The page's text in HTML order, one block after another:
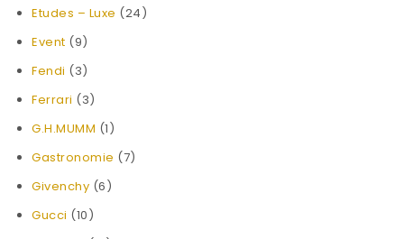
Etudes – Luxe (24)
Event (9)
Fendi (3)
Ferrari (3)
G.H.MUMM (1)
Gastronomie (7)
Givenchy (6)
Gucci (10)